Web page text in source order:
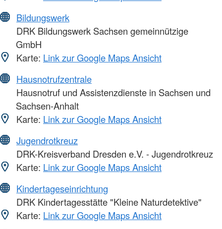
Bildungswerk
DRK Bildungswerk Sachsen gemeinnützige
GmbH
Karte: Link zur Google Maps Ansicht
Hausnotrufzentrale
Hausnotruf und Assistenzdienste in Sachsen und
Sachsen-Anhalt
Karte: Link zur Google Maps Ansicht
Jugendrotkreuz
DRK-Kreisverband Dresden e.V. - Jugendrotkreuz
Karte: Link zur Google Maps Ansicht
Kindertageseinrichtung
DRK Kindertagesstätte "Kleine Naturdetektive"
Karte: Link zur Google Maps Ansicht